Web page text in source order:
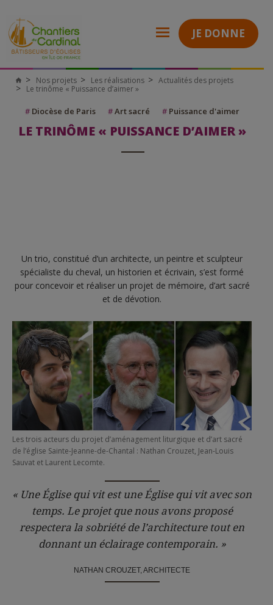
JE DONNE
Nos projets Les réalisations
Actualités des projets
Le trinôme « Puissance d’aimer »
#Diocèse de Paris #Art sacré #Puissance d'aimer
LE TRINÔME « PUISSANCE D’AIMER »
Un trio, constitué d’un architecte, un peintre et sculpteur
spécialiste du cheval, un historien et écrivain, s’est formé
pour concevoir et réaliser un projet de mémoire, d’art sacré
et de dévotion.
Les trois acteurs du projet d’aménagement liturgique et d’art sacré
de l’église Sainte-Jeanne-de-Chantal : Nathan Crouzet, Jean-Louis
Sauvat et Laurent Lecomte.
« Une Église qui vit est une Église qui vit avec son
temps. Le projet que nous avons proposé
respectera la sobriété de l’architecture tout en
donnant un éclairage contemporain. »
NATHAN CROUZET, ARCHITECTE